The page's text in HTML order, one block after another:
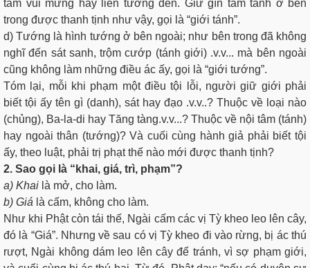
tâm vui mừng hay liên tưởng đến. Giữ gìn tâm tánh ở bên
trong được thanh tịnh như vậy, gọi là “giới tánh”.
d) Tướng là hình tướng ở bên ngoài; như bên trong đã không
nghĩ đến sát sanh, trộm cướp (tánh giới) .v.v... mà bên ngoài
cũng không làm những điều ác ấy, gọi là “giới tướng”.
Tóm lại, mỗi khi phạm một điều tội lỗi, người giữ giới phải
biết tội ấy tên gì (danh), sát hay đạo .v.v..? Thuộc về loại nào
(chủng), Ba-la-di hay Tăng tàng.v.v...? Thuộc về nội tâm (tánh)
hay ngoài thân (tướng)? Và cuối cùng hành giả phải biết tội
ấy, theo luật, phải trị phạt thế nào mới được thanh tịnh?
2. Sao gọi là “khai, giá, trì, phạm”?
a) Khai là mở, cho làm.
b) Giá là cấm, không cho làm.
Như khi Phật còn tái thế, Ngài cấm các vị Tỳ kheo leo lên cây,
đó là “Giá”. Nhưng về sau có vị Tỳ kheo đi vào rừng, bị ác thú
rượt, Ngài không dám leo lên cây để tránh, vì sợ phạm giới,